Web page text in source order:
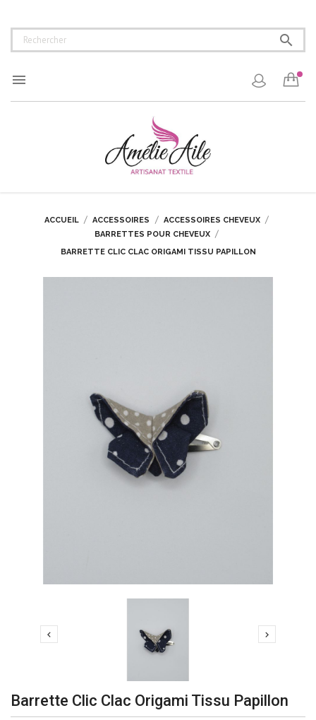


ACCUEIL ACCESSOIRES
ACCESSOIRES CHEVEUX
BARRETTES POUR CHEVEUX
BARRETTE CLIC CLAC ORIGAMI TISSU PAPILLON
 
Barrette Clic Clac Origami Tissu Papillon